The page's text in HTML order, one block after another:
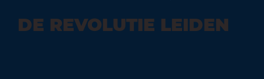
DE REVOLUTIE LEIDEN